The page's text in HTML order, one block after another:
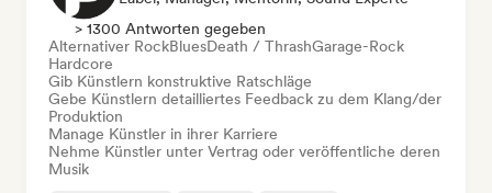
> 1300 Antworten gegeben
Alternativer RockBluesDeath / ThrashGarage-Rock
Hardcore
Gib Künstlern konstruktive Ratschläge
Gebe Künstlern detailliertes Feedback zu dem Klang/der
Produktion
Manage Künstler in ihrer Karriere
Nehme Künstler unter Vertrag oder veröffentliche deren
Musik